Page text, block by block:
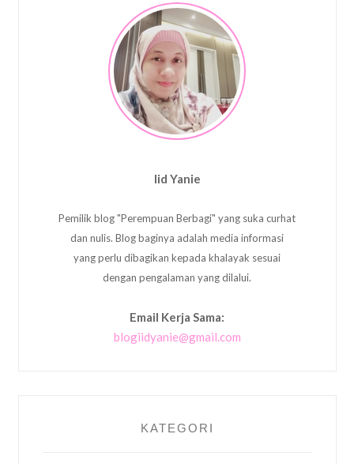
Iid Yanie
Pemilik blog "Perempuan Berbagi" yang suka curhat
dan nulis. Blog baginya adalah media informasi
yang perlu dibagikan kepada khalayak sesuai
dengan pengalaman yang dilalui.
Email Kerja Sama:
blogiidyanie@gmail.com
KATEGORI